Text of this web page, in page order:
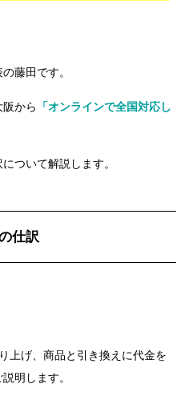
藤田です。
から
「オンラインで全国対応し
ついて解説します。
仕訳
上げ、商品と引き換えに代金を
明します。